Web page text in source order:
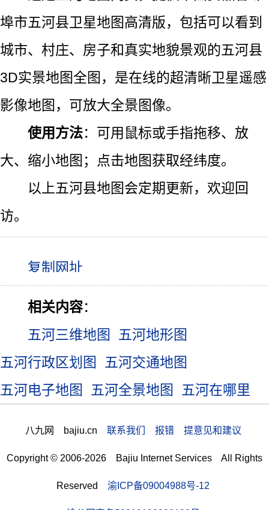
埠市五河县卫星地图高清版，包括可以看到
城市、村庄、房子和真实地貌景观的五河县
3D实景地图全图，是在线的超清晰卫星遥感
影像地图，可放大全景图像。
使用方法：可用鼠标或手指拖移、放
大、缩小地图；点击地图获取经纬度。
以上五河县地图会定期更新，欢迎回
访。
相关内容：
五河三维地图
五河地形图
五河行政区划图
五河交通地图
五河电子地图
五河全景地图 五河在哪里
八九网 bajiu.cn 联系我们 报错 提意见和建议
Copyright © 2006-2026 Bajiu Internet Services All Rights
Reserved 渝ICP备09004988号-12